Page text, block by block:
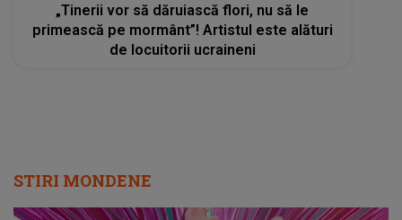
„Tinerii vor să dăruiască flori, nu să le
primească pe mormânt”! Artistul este alături
de locuitorii ucraineni
STIRI MONDENE